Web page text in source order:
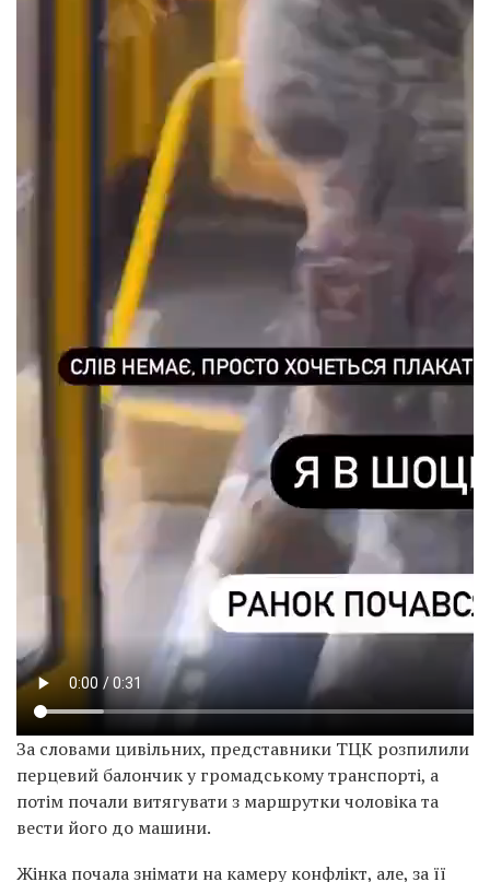
За словами цивільних, представники ТЦК розпилили
перцевий балончик у громадському транспорті, а
потім почали витягувати з маршрутки чоловіка та
вести його до машини.
Жінка почала знімати на камеру конфлікт, але, за її